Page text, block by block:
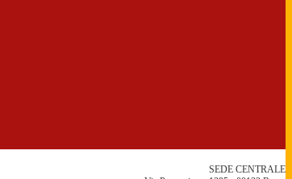
SEDE CENTRALE